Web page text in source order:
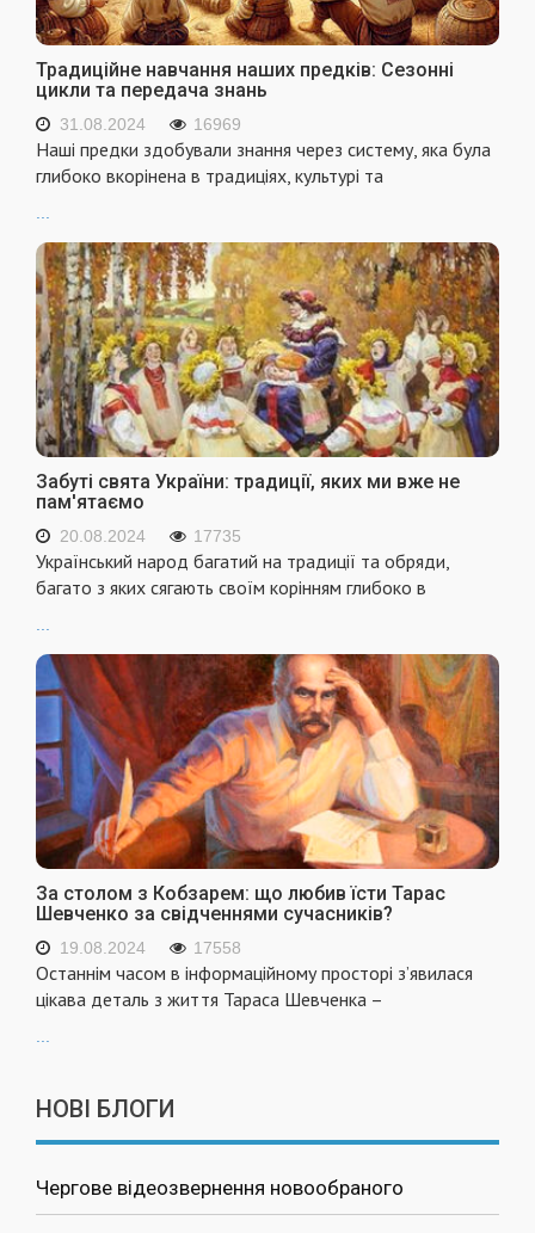
Традиційне навчання наших предків: Сезонні
цикли та передача знань
31.08.2024 16969
Наші предки здобували знання через систему, яка була
глибоко вкорінена в традиціях, культурі та
Забуті свята України: традиції, яких ми вже не
пам'ятаємо
20.08.2024 17735
Український народ багатий на традиції та обряди,
багато з яких сягають своїм корінням глибоко в
За столом з Кобзарем: що любив їсти Тарас
Шевченко за свідченнями сучасників?
19.08.2024 17558
Останнім часом в інформаційному просторі з’явилася
цікава деталь з життя Тараса Шевченка –
...
НОВІ БЛОГИ
Чергове відеозвернення новообраного